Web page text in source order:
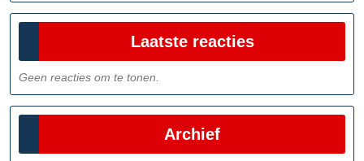
Laatste reacties
Geen reacties om te tonen.
Archief